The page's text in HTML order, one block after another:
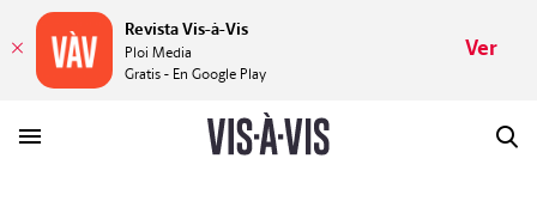
Revista Vis-à-Vis
Ploi Media
Gratis - En Google Play
Ver